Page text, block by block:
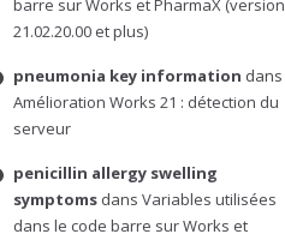
barre sur Works et PharmaX (version
21.02.20.00 et plus)
pneumonia key information dans
Amélioration Works 21 : détection du
serveur
penicillin allergy swelling
symptomsdans Variables utilisées
dans le code barre sur Works et